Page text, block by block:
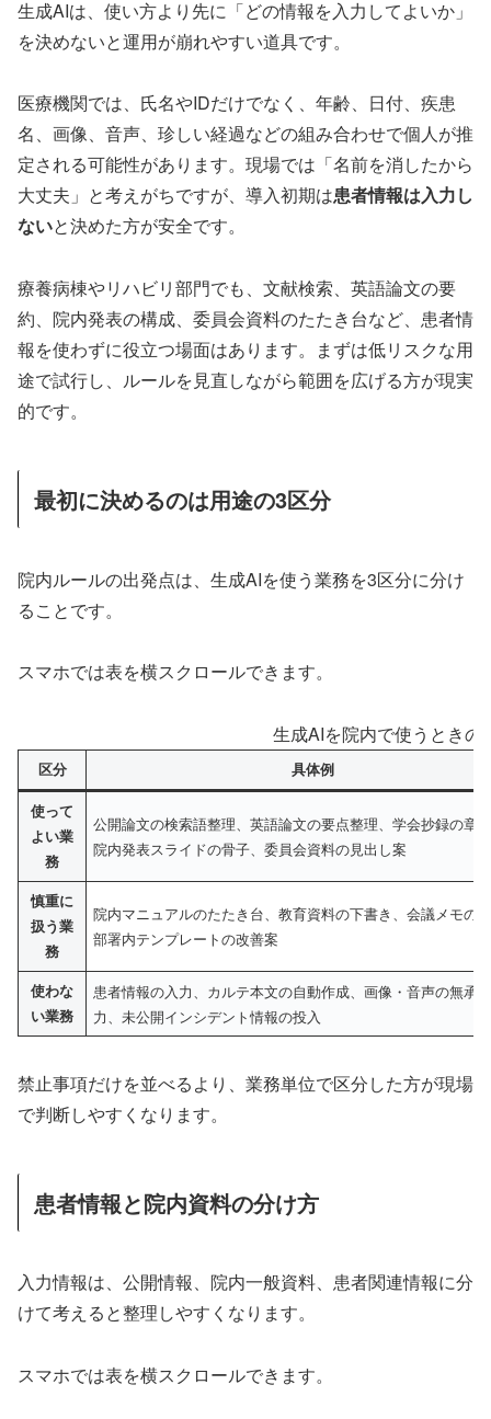
生成AIは、使い方より先に「どの情報を入力してよいか」
を決めないと運用が崩れやすい道具です。
医療機関では、氏名やIDだけでなく、年齢、日付、疾患
名、画像、音声、珍しい経過などの組み合わせで個人が推
定される可能性があります。現場では「名前を消したから
大丈夫」と考えがちですが、導入初期は患者情報は入力し
ないと決めた方が安全です。
療養病棟やリハビリ部門でも、文献検索、英語論文の要
約、院内発表の構成、委員会資料のたたき台など、患者情
報を使わずに役立つ場面はあります。まずは低リスクな用
途で試行し、ルールを見直しながら範囲を広げる方が現実
的です。
最初に決めるのは用途の3区分
院内ルールの出発点は、生成AIを使う業務を3区分に分け
ることです。
スマホでは表を横スクロールできます。
生成AIを院内で使うときの
区分 具体例
使って
よい業
務
公開論文の検索語整理、英語論文の要点整理、学会抄録の章
院内発表スライドの骨子、委員会資料の見出し案
慎重に
扱う業
務
院内マニュアルのたたき台、教育資料の下書き、会議メモの
部署内テンプレートの改善案
使わな
い業務
患者情報の入力、カルテ本文の自動作成、画像・音声の無承
力、未公開インシデント情報の投入
禁止事項だけを並べるより、業務単位で区分した方が現場
で判断しやすくなります。
患者情報と院内資料の分け方
入力情報は、公開情報、院内一般資料、患者関連情報に分
けて考えると整理しやすくなります。
スマホでは表を横スクロールできます。